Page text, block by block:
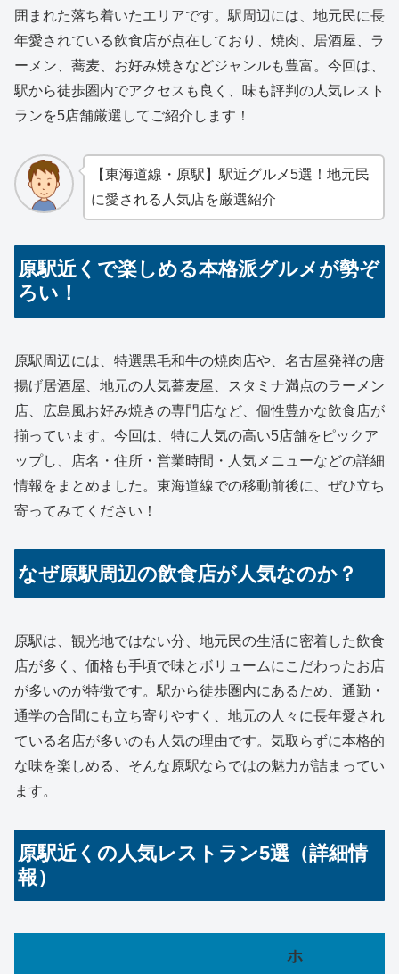
囲まれた落ち着いたエリアです。駅周辺には、地元民に長
年愛されている飲食店が点在しており、焼肉、居酒屋、ラ
ーメン、蕎麦、お好み焼きなどジャンルも豊富。今回は、
駅から徒歩圏内でアクセスも良く、味も評判の人気レスト
ランを5店舗厳選してご紹介します！
【東海道線・原駅】駅近グルメ5選！地元民
に愛される人気店を厳選紹介
原駅近くで楽しめる本格派グルメが勢ぞ
ろい！
原駅周辺には、特選黒毛和牛の焼肉店や、名古屋発祥の唐
揚げ居酒屋、地元の人気蕎麦屋、スタミナ満点のラーメン
店、広島風お好み焼きの専門店など、個性豊かな飲食店が
揃っています。今回は、特に人気の高い5店舗をピックア
ップし、店名・住所・営業時間・人気メニューなどの詳細
情報をまとめました。東海道線での移動前後に、ぜひ立ち
寄ってみてください！
なぜ原駅周辺の飲食店が人気なのか？
原駅は、観光地ではない分、地元民の生活に密着した飲食
店が多く、価格も手頃で味とボリュームにこだわったお店
が多いのが特徴です。駅から徒歩圏内にあるため、通勤・
通学の合間にも立ち寄りやすく、地元の人々に長年愛され
ている名店が多いのも人気の理由です。気取らずに本格的
な味を楽しめる、そんな原駅ならではの魅力が詰まってい
ます。
原駅近くの人気レストラン5選（詳細情
報）
ホ